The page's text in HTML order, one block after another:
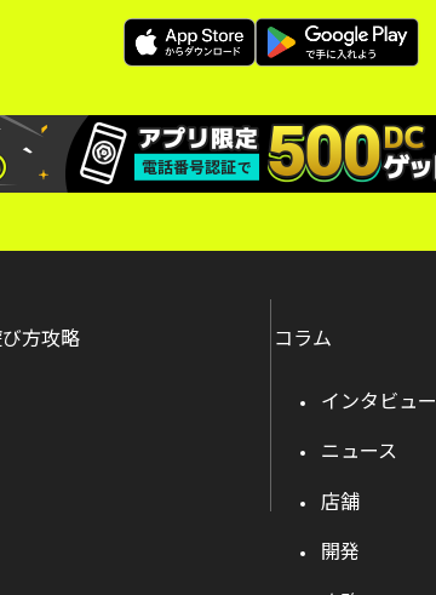
方攻略 コラム
インタビュー
ニュース
店舗
開発